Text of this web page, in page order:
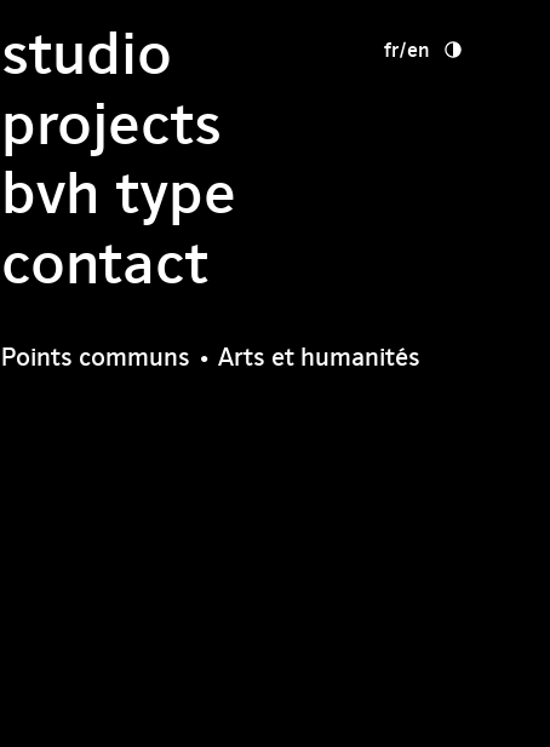
studio
projects
bvh type
contact
fr/en
Points communs • Arts et humanités